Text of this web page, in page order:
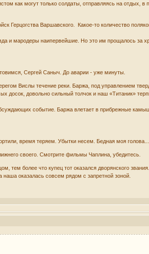
как могут только солдаты, отправляясь на отдых, в
Герцогства Варшавского. Какое-то количество
и мародеры наипервейшие. Но это им прощалось за
Сергей Саныч. До аварии - уже минуты.
Вислы течение реки. Баржа, под управлением
досок, довольно сильный толчок и наш «Титаник»
событие. Баржа влетает в прибрежные
время теряем. Убытки несем. Бедная моя
своего. Смотрите фильмы Чаплина, убедитесь.
тем более что купец тот оказался дворянского
оказалась совсем рядом с запретной зоной.